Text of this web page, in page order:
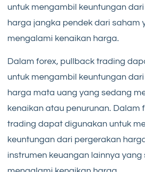
untuk mengambil keuntungan
harga jangka pendek dari saham
mengalami kenaikan harga.
Dalam forex, pullback trading
untuk mengambil keuntungan
harga mata uang yang sedang
kenaikan atau penurunan. Dalam
trading dapat digunakan untuk
keuntungan dari pergerakan
instrumen keuangan lainnya yang